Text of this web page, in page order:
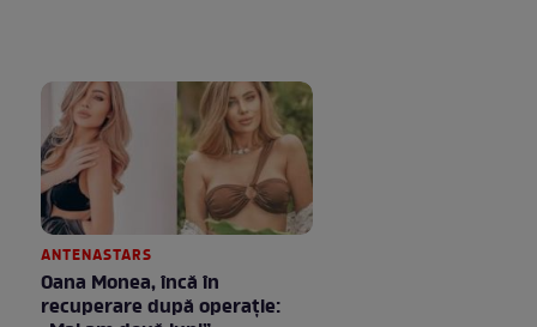
ANTENASTARS
Oana Monea, încă în
recuperare după operație: